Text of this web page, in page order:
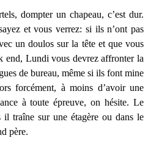
dompter un chapeau, c’est dur.
et vous verrez: si ils n’ont pas
un doulos sur la tête et que vous
end, Lundi vous devrez affronter la
de bureau, même si ils font mine
forcément, à moins d’avoir une
à toute épreuve, on hésite. Le
il traîne sur une étagère ou dans le
père.